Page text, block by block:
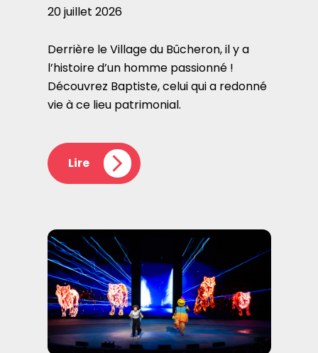
20 juillet 2026
Derrière le Village du Bûcheron, il y a
l’histoire d’un homme passionné !
Découvrez Baptiste, celui qui a redonné
vie à ce lieu patrimonial.
Lire